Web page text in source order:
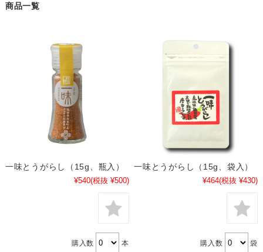
商品一覧
一味とうがらし（15g、瓶入）
¥540(税抜 ¥500)
購入数 本
一味とうがらし（15g、袋入）
¥464(税抜 ¥430)
購入数 袋